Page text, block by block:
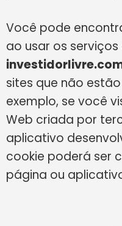
Você pode
ao usar os serviços
sites que não
exemplo, se você
Web criada por
aplicativo
cookie poderá ser
página ou